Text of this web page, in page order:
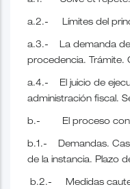
a.2.- Límites del
a.3.- La demanda de
procedencia. Trámite.
a.4.- El juicio de
administración fiscal.
b.- El proceso
b.1.- Demandas.
de la instancia. Plazo
b.2.- Medidas